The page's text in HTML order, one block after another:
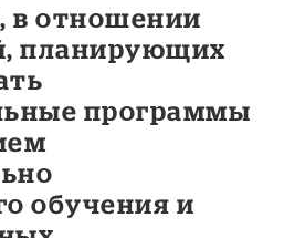
в отношении
планирующих
программы
обучения и